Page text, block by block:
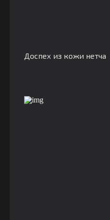
Доспех из кожи нетча